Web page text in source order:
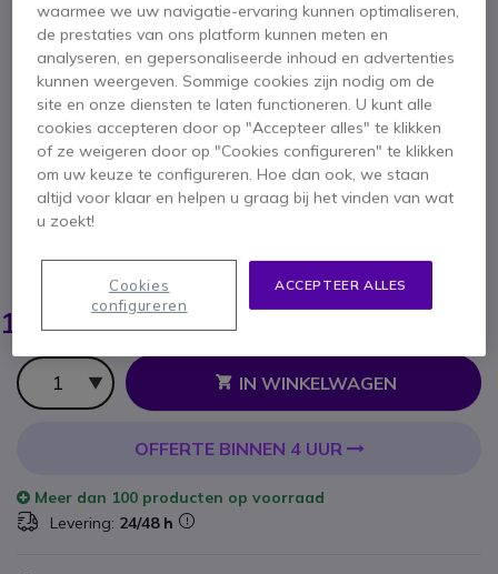
Cleyver Hub USB-C
met 5 poorten
SKU ODHUB5 // Referentie fabrikant: ODHUB5
USB-C Hub met 5 poorten om de connectiviteit
van je pc te optimaliseren.
BESPAAR 5,00 €
14,95 € ex. BTW- 18,09 € incl. BTW
Aantal
IN WINKELWAGEN
OFFERTE BINNEN 4 UUR
Meer dan 100 producten op voorraad
Levering: 24/48 h
Ga naar het begin van de afbeeldingen-gallerij
waarmee we uw navigatie-ervaring kunnen optimaliseren,
de prestaties van ons platform kunnen meten en
analyseren, en gepersonaliseerde inhoud en advertenties
kunnen weergeven. Sommige cookies zijn nodig om de
site en onze diensten te laten functioneren. U kunt alle
cookies accepteren door op "Accepteer alles" te klikken
of ze weigeren door op "Cookies configureren" te klikken
om uw keuze te configureren. Hoe dan ook, we staan
altijd voor klaar en helpen u graag bij het vinden van wat
u zoekt!
ACCEPTEER ALLES
Cookies
configureren